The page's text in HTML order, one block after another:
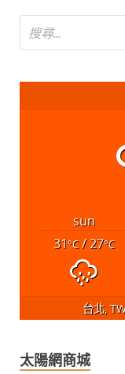
sun
31°C/ 27°C
台北,
太陽網商城